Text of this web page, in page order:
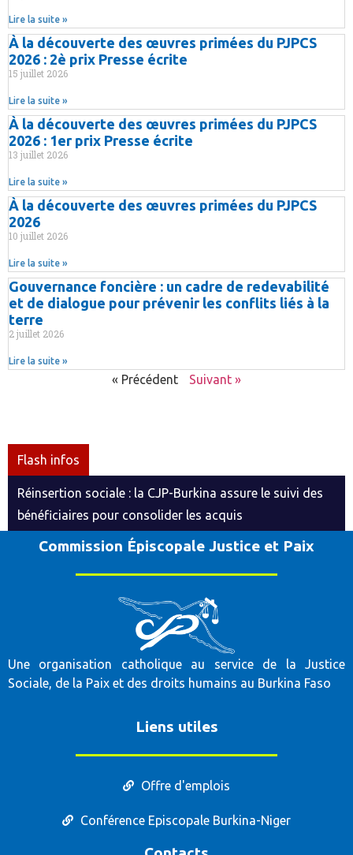
Lire la suite »
À la découverte des œuvres primées du PJPCS
2026 : 2è prix Presse écrite
15 juillet 2026
Lire la suite »
À la découverte des œuvres primées du PJPCS
2026 : 1er prix Presse écrite
13 juillet 2026
Lire la suite »
À la découverte des œuvres primées du PJPCS
2026
10 juillet 2026
Lire la suite »
Gouvernance foncière : un cadre de redevabilité
et de dialogue pour prévenir les conflits liés à la
terre
2 juillet 2026
Lire la suite »
« Précédent Suivant »
Flash infos
Réinsertion sociale : la CJP-Burkina assure le suivi des
bénéficiaires pour consolider les acquis
Commission Épiscopale Justice et Paix
Une organisation catholique au service de la Justice
Sociale, de la Paix et des droits humains au Burkina Faso
Liens utiles
Offre d'emplois
Conférence Episcopale Burkina-Niger